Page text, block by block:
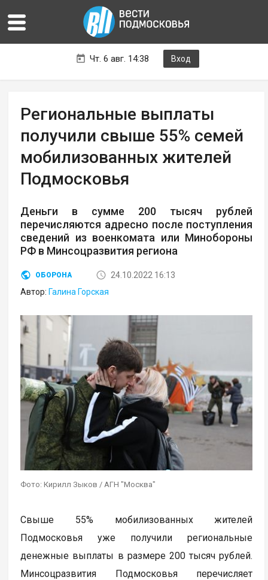
Чт. 6 авг. 14:38 Вход
Региональные выплаты
получили свыше 55% семей
мобилизованных жителей
Подмосковья
Деньги в сумме 200 тысяч рублей
перечисляются адресно после поступления
сведений из военкомата или Минобороны
РФ в Минсоцразвития региона
ОБОРОНА
24.10.2022 16:13
Автор: Галина Горская
Фото: Кирилл Зыков / АГН "Москва"
Свыше 55% мобилизованных жителей
Подмосковья уже получили региональные
денежные выплаты в размере 200 тысяч рублей.
Минсоцразвития Подмосковья перечисляет